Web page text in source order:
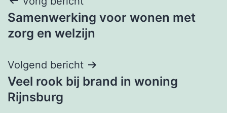
navigatie
Samenwerking voor wonen met
zorg en welzijn
Volgend bericht
Veel rook bij brand in woning
Rijnsburg